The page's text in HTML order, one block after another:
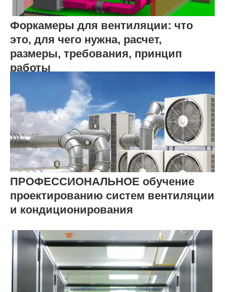
Форкамеры для вентиляции: что
это, для чего нужна, расчет,
размеры, требования, принцип
работы
ПРОФЕССИОНАЛЬНОЕ обучение
проектированию систем вентиляции
и кондиционирования